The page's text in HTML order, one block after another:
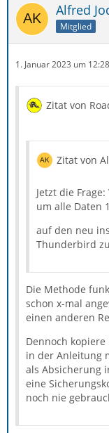
Alfred
Mitglied
1. Januar 2023 um 12:28
Zitat von
Zitat von
Jetzt die
um alle Daten
auf den neu
Thunderbird
Die Methode
schon x-mal
einen anderen
Dennoch
in der Anleitung
als Absicherung
eine
noch nie